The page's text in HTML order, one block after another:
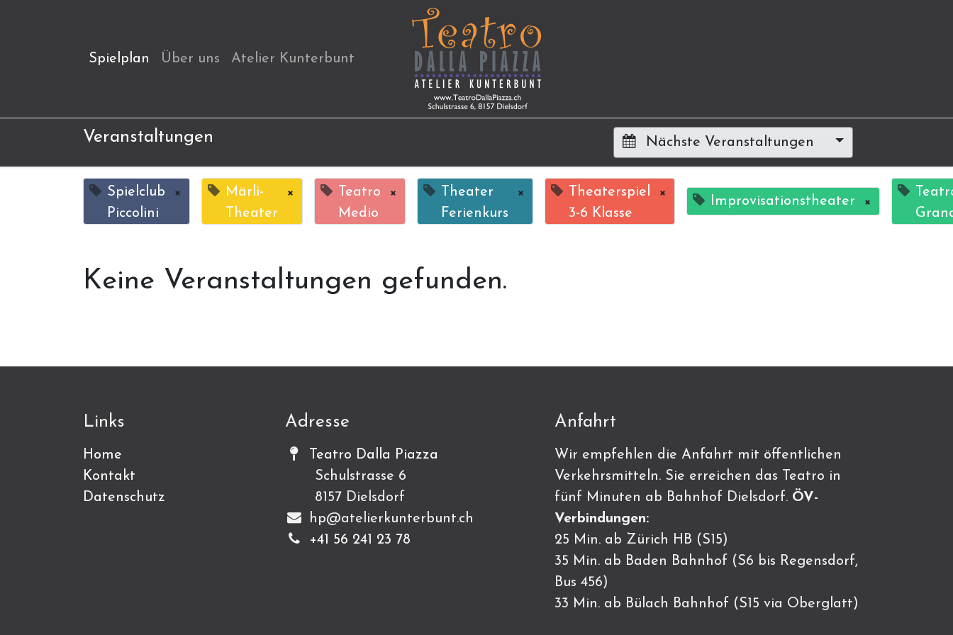
Spielplan Über uns Atelier Kunterbunt
Veranstaltungen Nächste Veranstaltungen
Spielclub
Piccolini
×
Märli-
Theater
×
Teatro
Medio
×
Theater
Ferienkurs
×
Theaterspiel
3-6 Klasse
×
Improvisationstheater ×
Keine Veranstaltungen gefunden.
Links
Home
Kontakt
Datenschutz
Adresse
Teatro Dalla Piazza
Schulstrasse 6
8157 Dielsdorf
hp@atelierkunterbunt.ch
+41 56 241 23 78
Anfahrt
Wir empfehlen die Anfahrt mit öffentlichen
Verkehrsmitteln. Sie erreichen das Teatro in
fünf Minuten ab Bahnhof Dielsdorf. ÖV-
Verbindungen:
25 Min. ab Zürich HB (S15)
35 Min. ab Baden Bahnhof (S6 bis Regensdorf,
Bus 456)
33 Min. ab Bülach Bahnhof (S15 via Oberglatt)